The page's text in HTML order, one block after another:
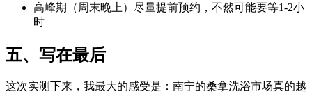
高峰期（周末晚上）尽量提前预约，不然可能要等1-2小
时
五、写在最后
这次实测下来，我最大的感受是：南宁的桑拿洗浴市场真的越